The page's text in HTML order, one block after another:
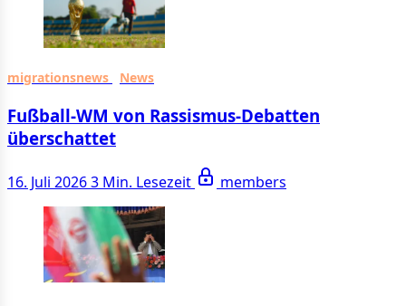
migrationsnews News
Fußball-WM von Rassismus-Debatten
überschattet
16. Juli 20263 Min. Lesezeit members